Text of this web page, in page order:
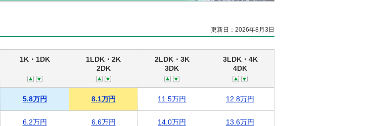
更新日：2026年8月3日
1K・1DK
1LDK・2K
2DK
2LDK・3K
3DK
3LDK・4K
4DK
5.8万円 8.1万円 11.5万円 12.8万円
6.2万円 6.6万円 14.0万円 13.6万円